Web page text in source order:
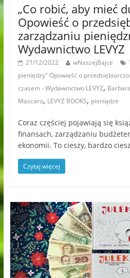
„Co robić, aby mieć
Opowieść o
zarządzaniu
Wydawnictwo LEVYZ
21/12/2022 wNaszejBajce
pieniędzy" Opowieść o
czasem - Wydawnictwo LEVYZ,
Mascaro, LEVYZ BOOKS, pieniądze
Coraz częściej pojawiają się
finansach, zarządzaniu
ekonomii. To cieszy, bardzo
Czytaj więcej